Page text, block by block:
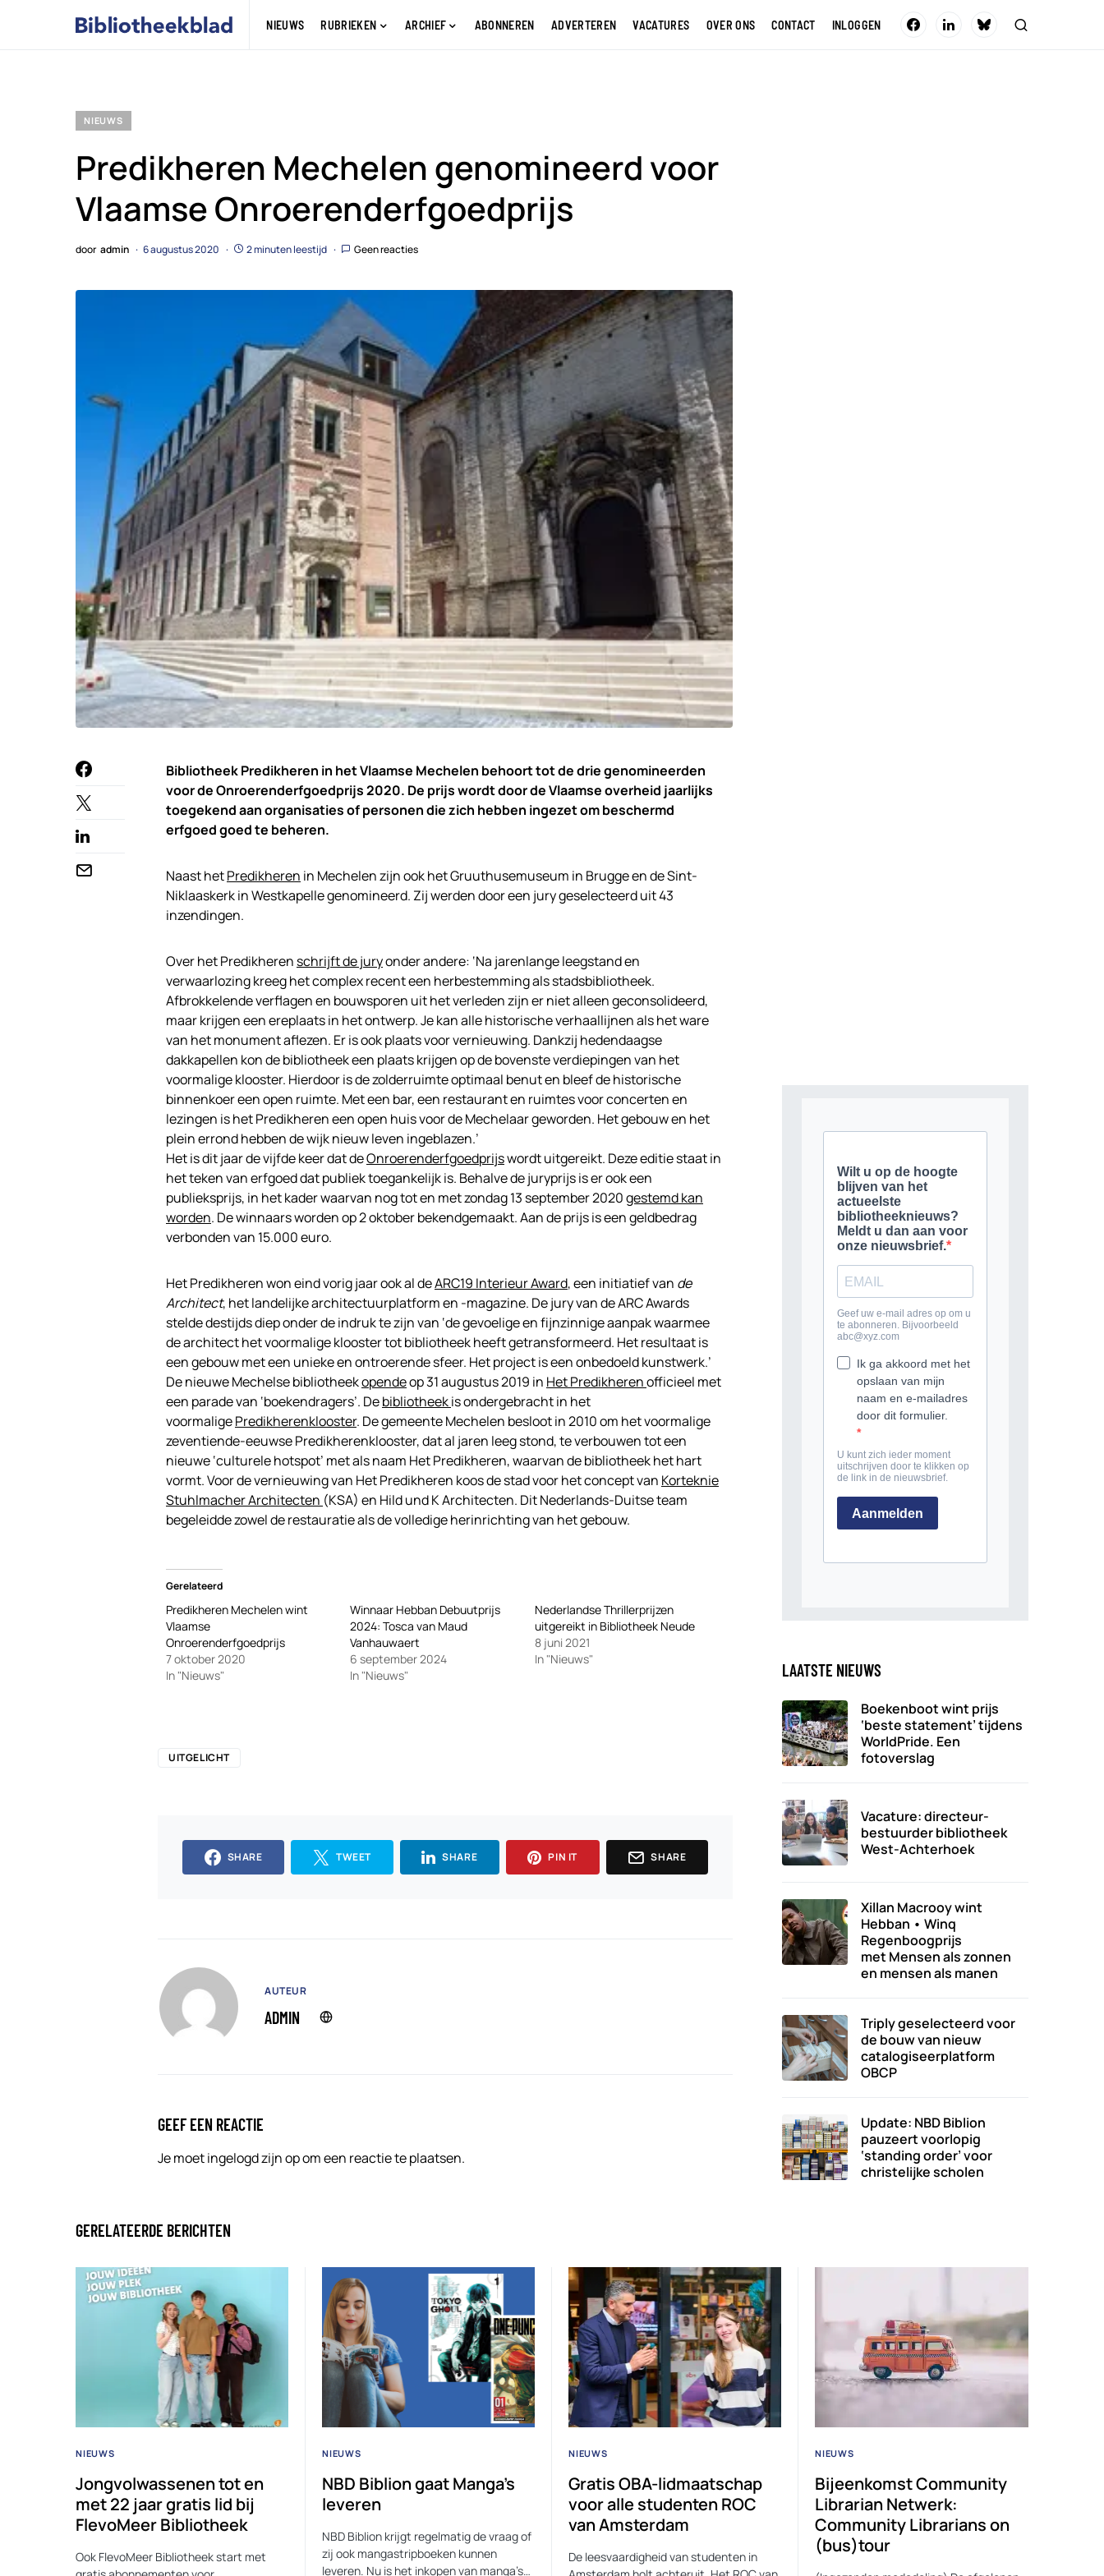
NIEUWS RUBRIEKEN ARCHIEF ABONNEREN ADVERTEREN VACATURES OVER ONS CONTACT INLOGGEN
NIEUWS
Predikheren Mechelen genomineerd voor
Vlaamse Onroerenderfgoedprijs
door admin 6 augustus 2020 2 minuten leestijd Geen reacties
Bibliotheek Predikheren in het Vlaamse Mechelen behoort tot de drie genomineerden
voor de Onroerenderfgoedprijs 2020. De prijs wordt door de Vlaamse overheid jaarlijks
toegekend aan organisaties of personen die zich hebben ingezet om beschermd
erfgoed goed te beheren.
Naast hetPredikheren in Mechelen zijn ook het Gruuthusemuseum in Brugge en de Sint-
Niklaaskerk in Westkapelle genomineerd. Zij werden door een jury geselecteerd uit 43
inzendingen.
Over het Predikheren schrijft de juryonder andere: ‘Na jarenlange leegstand en
verwaarlozing kreeg het complex recent een herbestemming als stadsbibliotheek.
Afbrokkelende verflagen en bouwsporen uit het verleden zijn er niet alleen geconsolideerd,
maar krijgen een ereplaats in het ontwerp. Je kan alle historische verhaallijnen als het ware
van het monument aflezen. Er is ook plaats voor vernieuwing. Dankzij hedendaagse
dakkapellen kon de bibliotheek een plaats krijgen op de bovenste verdiepingen van het
voormalige klooster. Hierdoor is de zolderruimte optimaal benut en bleef de historische
binnenkoer een open ruimte. Met een bar, een restaurant en ruimtes voor concerten en
lezingen is het Predikheren een open huis voor de Mechelaar geworden. Het gebouw en het
plein errond hebben de wijk nieuw leven ingeblazen.’
Het is dit jaar de vijfde keer dat deOnroerenderfgoedprijswordt uitgereikt. Deze editie staat in
het teken van erfgoed dat publiek toegankelijk is. Behalve de juryprijs is er ook een
publieksprijs, in het kader waarvan nog tot en met zondag 13 september 2020gestemd kan
worden. De winnaars worden op 2 oktober bekendgemaakt. Aan de prijs is een geldbedrag
verbonden van 15.000 euro.
Het Predikheren won eind vorig jaar ook al deARC19 Interieur Award, een initiatief van de
Architect, het landelijke architectuurplatform en -magazine. De jury van de ARC Awards
stelde destijds diep onder de indruk te zijn van ‘de gevoelige en fijnzinnige aanpak waarmee
de architect het voormalige klooster tot bibliotheek heeft getransformeerd. Het resultaat is
een gebouw met een unieke en ontroerende sfeer. Het project is een onbedoeld kunstwerk.’
De nieuwe Mechelse bibliotheekopendeop 31 augustus 2019 in Het Predikherenofficieel met
een parade van ‘boekendragers’. Debibliotheekis ondergebracht in het
voormaligePredikherenklooster. De gemeente Mechelen besloot in 2010 om het voormalige
zeventiende-eeuwse Predikherenklooster, dat al jaren leeg stond, te verbouwen tot een
nieuwe ‘culturele hotspot’ met als naam Het Predikheren, waarvan de bibliotheek het hart
vormt. Voor de vernieuwing van Het Predikheren koos de stad voor het concept van Korteknie
Stuhlmacher Architecten (KSA) en Hild und K Architecten. Dit Nederlands-Duitse team
begeleidde zowel de restauratie als de volledige herinrichting van het gebouw.
Gerelateerd
Predikheren Mechelen wint
Vlaamse
Onroerenderfgoedprijs
7 oktober 2020
In "Nieuws"
Winnaar Hebban Debuutprijs
2024: Tosca van Maud
Vanhauwaert
6 september 2024
In "Nieuws"
Nederlandse Thrillerprijzen
uitgereikt in Bibliotheek Neude
8 juni 2021
In "Nieuws"
UITGELICHT
SHARE TWEET SHARE PIN IT SHARE
AUTEUR
ADMIN
GEEF EEN REACTIE
Je moetingelogd zijn opom een reactie te plaatsen.
LAATSTE NIEUWS
Boekenboot wint prijs
‘beste statement’ tijdens
WorldPride. Een
fotoverslag
Vacature: directeur-
bestuurder bibliotheek
West-Achterhoek
Xillan Macrooy wint
Hebban • Winq
Regenboogprijs
met Mensen als zonnen
en mensen als manen
Triply geselecteerd voor
de bouw van nieuw
catalogiseerplatform
OBCP
Update: NBD Biblion
pauzeert voorlopig
‘standing order’ voor
christelijke scholen
GERELATEERDE BERICHTEN
NIEUWS
Jongvolwassenen tot en
met 22 jaar gratis lid bij
FlevoMeer Bibliotheek
Ook FlevoMeer Bibliotheek start met
NIEUWS
NBD Biblion gaat Manga’s
leveren
NBD Biblion krijgt regelmatig de vraag of
zij ook mangastripboeken kunnen
leveren. Nu is het inkopen van manga’s…
NIEUWS
Gratis OBA-lidmaatschap
voor alle studenten ROC
van Amsterdam
De leesvaardigheid van studenten in
NIEUWS
Bijeenkomst Community
Librarian Netwerk:
Community Librarians on
(bus)tour